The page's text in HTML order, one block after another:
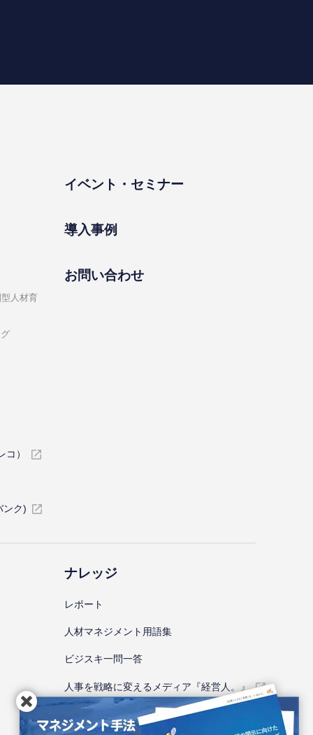
⼈材育
）
ンク)
イベント・セミナー
導⼊事例
お問い合わせ
ナレッジ
レポート
⼈材マネジメント⽤語集
ビジスキ⼀問⼀答
人事を戦略に変えるメディア『経営人。』